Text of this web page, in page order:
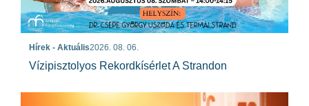
Hírek - Aktuális2026. 08. 06.
Vízipisztolyos Rekordkísérlet A Strandon